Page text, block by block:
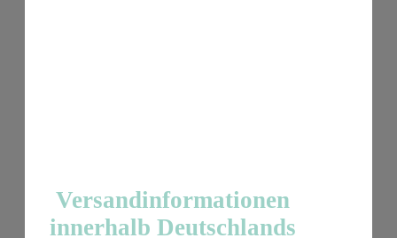
Versandinformationen
innerhalb Deutschlands